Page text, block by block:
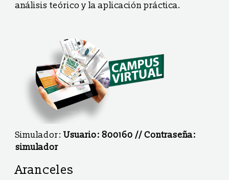
análisis teórico y la aplicación práctica.
Simulador: Usuario: 800160 // Contraseña:
simulador
Aranceles